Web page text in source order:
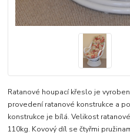
Ratanové houpací křeslo je
provedení ratanové konstrukce a
konstrukce je bílá. Velikost
110kg. Kovový díl se čtyřmi